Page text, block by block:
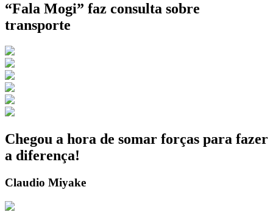
“Fala Mogi” faz consulta sobre
transporte
Chegou a hora de somar forças para fazer
a diferença!
Claudio Miyake